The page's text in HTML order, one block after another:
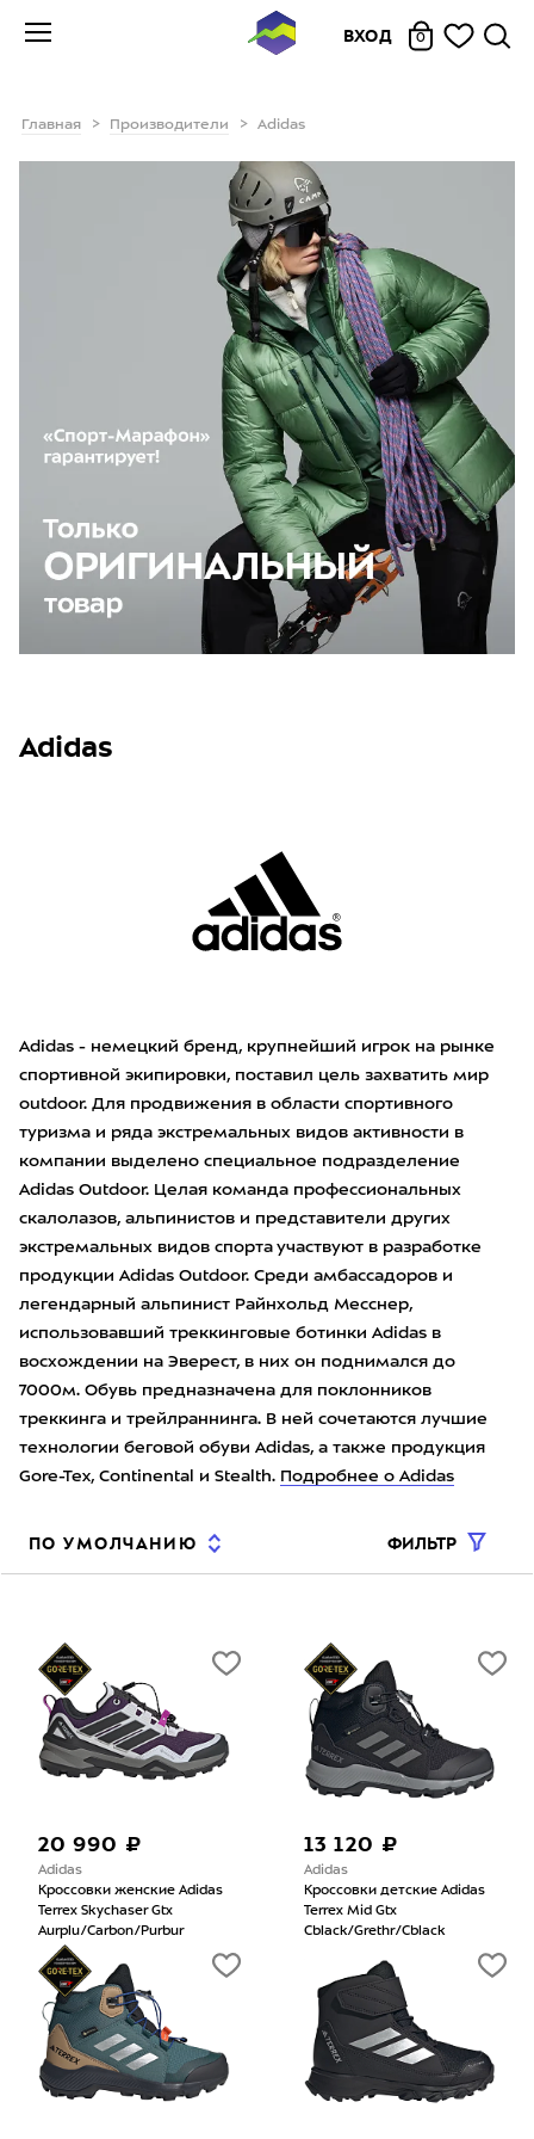
ВХОД 0
Главная Производители Adidas
Adidas
Adidas - немецкий бренд, крупнейший игрок на рынке
спортивной экипировки, поставил цель захватить мир
outdoor. Для продвижения в области спортивного
туризма и ряда экстремальных видов активности в
компании выделено специальное подразделение
Adidas Outdoor. Целая команда профессиональных
скалолазов, альпинистов и представители других
экстремальных видов спорта участвуют в разработке
продукции Adidas Outdoor. Среди амбассадоров и
легендарный альпинист Райнхольд Месснер,
использовавший треккинговые ботинки Adidas в
восхождении на Эверест, в них он поднимался до
7000м. Обувь предназначена для поклонников
треккинга и трейлраннинга. В ней сочетаются лучшие
технологии беговой обуви Adidas, а также продукция
Gore-Tex, Continental и Stealth. Подробнее о Adidas
ПО УМОЛЧАНИЮ ФИЛЬТР
20 990 ₽
Adidas
Кроссовки женские Adidas
Terrex Skychaser Gtx
Aurplu/Carbon/Purbur
13 120 ₽
Adidas
Кроссовки детские Adidas
Terrex Mid Gtx
Cblack/Grethr/Cblack